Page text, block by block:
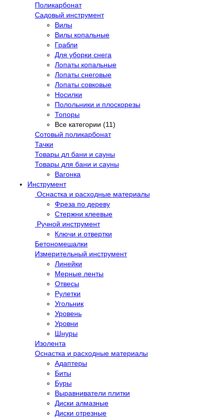
Поликарбонат
Садовый инструмент
Вилы
Вилы копальные
Грабли
Для уборки снега
Лопаты копальные
Лопаты снеговые
Лопаты совковые
Носилки
Полольники и плоскорезы
Топоры
Все категории (11)
Сотовый поликарбонат
Тачки
Товары дл бани и сауны
Товары для бани и сауны
Вагонка
Инструмент
Оснастка и расходные материалы
Фреза по дереву
Стержни клеевые
Ручной инструмент
Ключи и отвертки
Бетономешалки
Измерительный инструмент
Линейки
Мерные ленты
Отвесы
Рулетки
Угольник
Уровень
Уровни
Шнуры
Изолента
Оснастка и расходные материалы
Адаптеры
Биты
Буры
Выравниватели плитки
Диски алмазные
Диски отрезные